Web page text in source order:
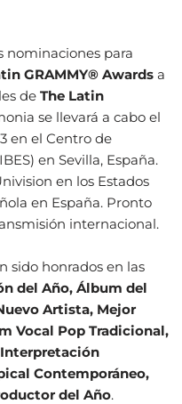
nominaciones para
GRAMMY® Awards a
de The Latin
se llevará a cabo el
en el Centro de
en Sevilla, España.
en los Estados
en España. Pronto
internacional.
sido honrados en las
del Año, Álbum del
Artista, Mejor
Vocal Pop Tradicional,
Contemporáneo,
del Año.